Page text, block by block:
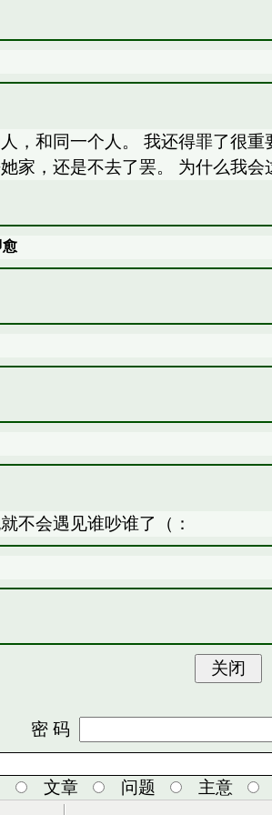
，和同一个人。 我还得罪了很
家，还是不去了罢。 为什么我会
不会遇见谁吵谁了（：
密 码
文章 问题 主意